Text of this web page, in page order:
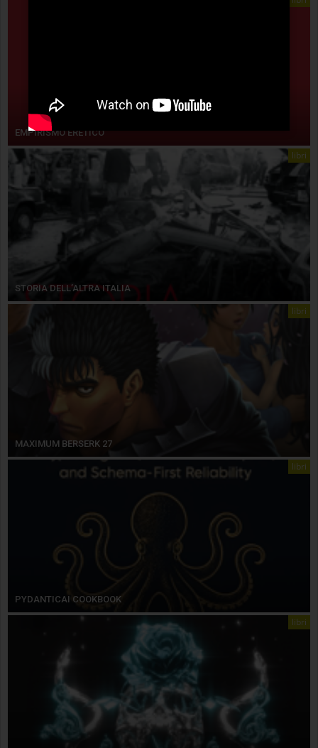
EMPIRISMO ERETICO
libri
STORIA DELL’ALTRA ITALIA
libri
MAXIMUM BERSERK 27
libri
PYDANTICAI COOKBOOK
libri